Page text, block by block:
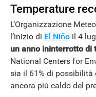
Temperature
L’Organizzazione
l’inizio di El Niño il 4
un anno ininterrotto di
National Centers for
sia il 61% di possibilità
ancora più caldo del